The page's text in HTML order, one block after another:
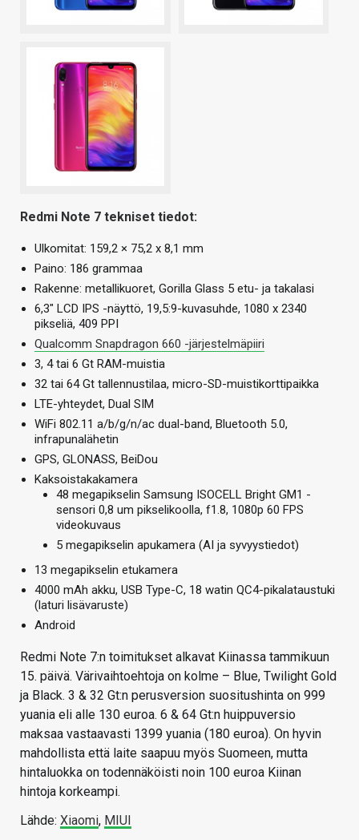
Redmi Note 7 tekniset tiedot:
Ulkomitat: 159,2 × 75,2 x 8,1 mm
Paino: 186 grammaa
Rakenne: metallikuoret, Gorilla Glass 5 etu- ja takalasi
6,3″ LCD IPS -näyttö, 19,5:9-kuvasuhde, 1080 x 2340
pikseliä, 409 PPI
Qualcomm Snapdragon 660 -järjestelmäpiiri
3, 4 tai 6 Gt RAM-muistia
32 tai 64 Gt tallennustilaa, micro-SD-muistikorttipaikka
LTE-yhteydet, Dual SIM
WiFi 802.11 a/b/g/n/ac dual-band, Bluetooth 5.0,
infrapunalähetin
GPS, GLONASS, BeiDou
Kaksoistakakamera
48 megapikselin Samsung ISOCELL Bright GM1 -
sensori 0,8 um pikselikoolla, f1.8, 1080p 60 FPS
videokuvaus
5 megapikselin apukamera (AI ja syvyystiedot)
13 megapikselin etukamera
4000 mAh akku, USB Type-C, 18 watin QC4-pikalataustuki
(laturi lisävaruste)
Android
Redmi Note 7:n toimitukset alkavat Kiinassa tammikuun
15. päivä. Värivaihtoehtoja on kolme – Blue, Twilight Gold
ja Black. 3 & 32 Gt:n perusversion suositushinta on 999
yuania eli alle 130 euroa. 6 & 64 Gt:n huippuversio
maksaa vastaavasti 1399 yuania (180 euroa). On hyvin
mahdollista että laite saapuu myös Suomeen, mutta
hintaluokka on todennäköisti noin 100 euroa Kiinan
hintoja korkeampi.
Lähde: Xiaomi, MIUI